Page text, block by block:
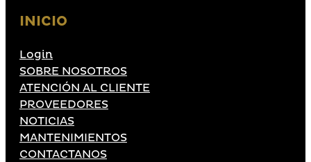
INICIO
Login
SOBRE NOSOTROS
ATENCIÓN AL CLIENTE
PROVEEDORES
NOTICIAS
MANTENIMIENTOS
CONTACTANOS